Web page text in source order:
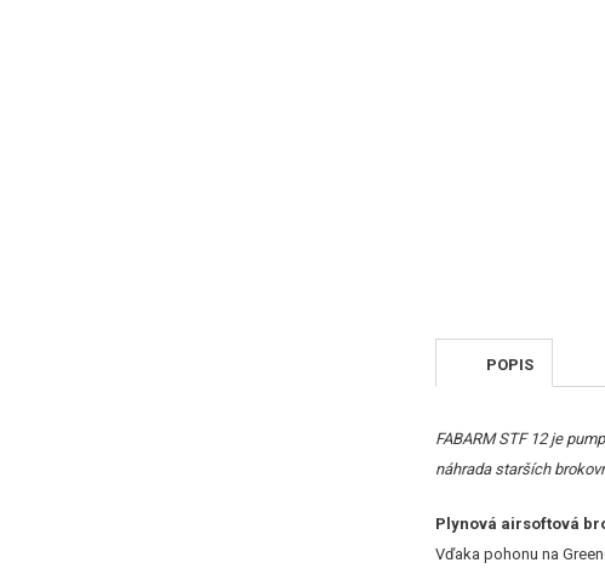
POPIS
FABARM STF 12 je
náhrada starších
Plynová airsoftová
Vďaka pohonu na